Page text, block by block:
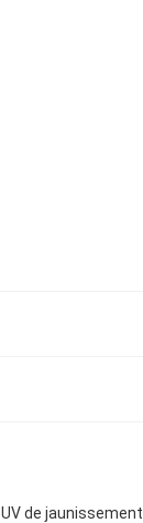
de jaunissement